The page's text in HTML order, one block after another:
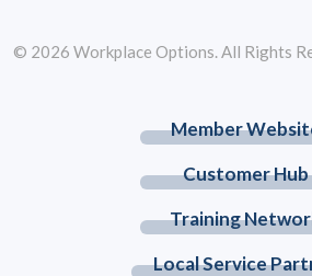
Member
Customer Hub
Training
Local Service
© 2026 Workplace Options. All Rights